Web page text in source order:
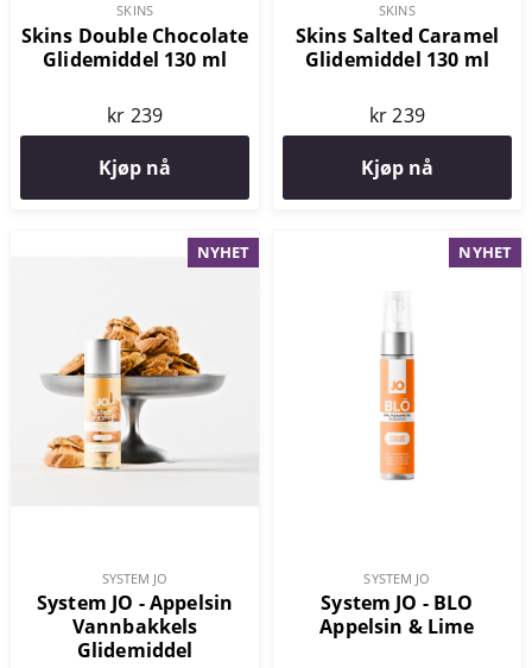
SKINS
Skins Double Chocolate
Glidemiddel 130 ml
kr 239
Kjøp nå
SKINS
Skins Salted Caramel
Glidemiddel 130 ml
kr 239
Kjøp nå
NYHET
SYSTEM JO
System JO - Appelsin
Vannbakkels
Glidemiddel
NYHET
SYSTEM JO
System JO - BLO
Appelsin & Lime